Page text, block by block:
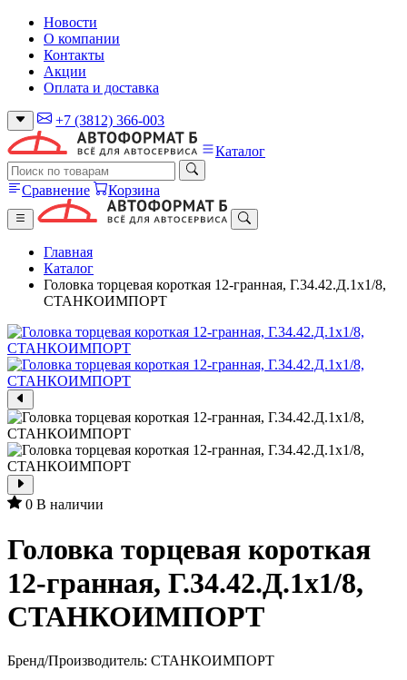
Новости
О компании
Контакты
Акции
Оплата и доставка
+7 (3812) 366-003
Каталог
Сравнение Корзина
Главная
Каталог
Головка торцевая короткая 12-гранная, Г.34.42.Д.1x1/8,
СТАНКОИМПОРТ
0 В наличии
Головка торцевая короткая
12-гранная, Г.34.42.Д.1x1/8,
СТАНКОИМПОРТ
Бренд/Производитель: СТАНКОИМПОРТ